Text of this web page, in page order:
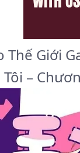
Thế Giới
–